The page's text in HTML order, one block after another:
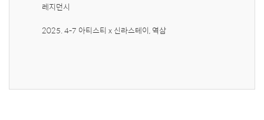
레지던시
2025. 4-7 아티스티 x 신라스테이, 역삼